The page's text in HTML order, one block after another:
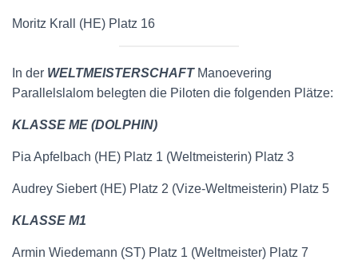
Moritz Krall (HE) Platz 16
In der WELTMEISTERSCHAFTManoevering
Parallelslalom belegten die Piloten die folgenden Plätze:
KLASSE ME (DOLPHIN)
Pia Apfelbach (HE) Platz 1 (Weltmeisterin) Platz 3
Audrey Siebert (HE) Platz 2 (Vize-Weltmeisterin) Platz 5
KLASSE M1
Armin Wiedemann (ST) Platz 1 (Weltmeister) Platz 7